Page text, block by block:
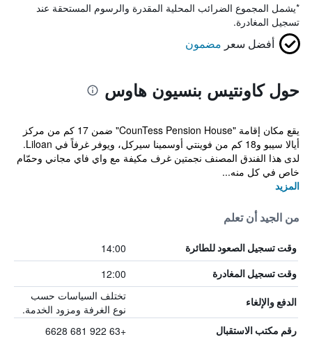
*يشمل المجموع الضرائب المحلية المقدرة والرسوم المستحقة عند
تسجيل المغادرة.
أفضل سعر مضمون
حول كاونتيس بنسيون هاوس
يقع مكان إقامة "CounTess Pension House" ضمن 17 كم من مركز
أيالا سيبو و18 كم من فوينتي أوسمينا سيركل، ويوفر غرفاً في Liloan.
لدى هذا الفندق المصنف نجمتين غرف مكيفة مع واي فاي مجاني وحمّام
خاص في كل منه...
المزيد
من الجيد أن تعلم
وقت تسجيل الصعود للطائرة 14:00
وقت تسجيل المغادرة 12:00
الدفع والإلغاء
تختلف السياسات حسب
نوع الغرفة ومزود الخدمة.
رقم مكتب الاستقبال +63 922 681 6628